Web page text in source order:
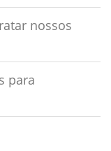
nossos
para